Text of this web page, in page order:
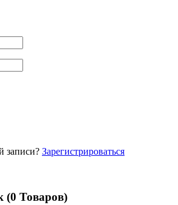
записи? Зарегистрироваться
(0 Товаров)